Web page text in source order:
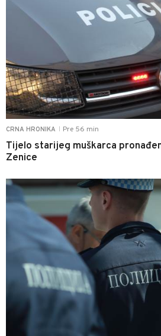
CRNA HRONIKA Pre 56 min
Tijelo starijeg muškarca
Zenice